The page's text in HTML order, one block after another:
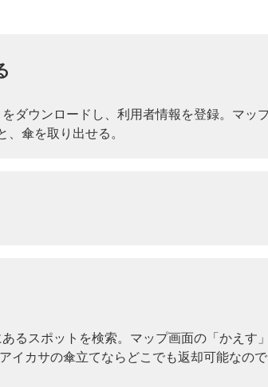
ダウンロードし、利用者情報を登録。マッ
傘を取り出せる。
るスポットを検索。マップ画面の「かえす
イカサの傘立てならどこでも返却可能なの